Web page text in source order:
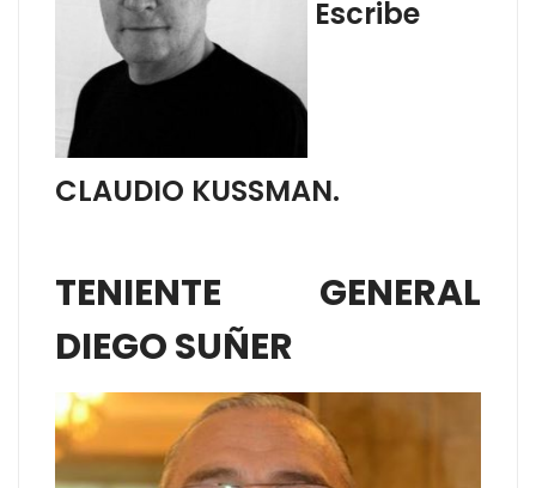
Escribe
CLAUDIO KUSSMAN.
TENIENTE GENERAL
DIEGO SUÑER